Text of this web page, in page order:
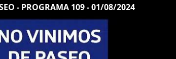
- PROGRAMA 109 - 01/08/2024